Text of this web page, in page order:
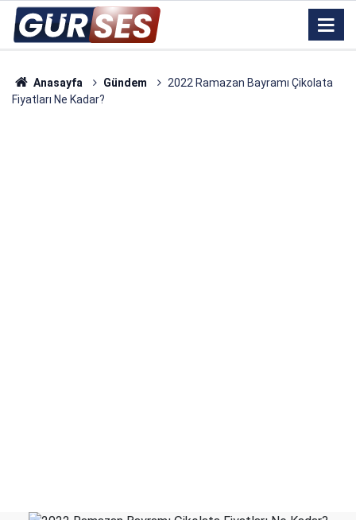
Anasayfa Gündem
2022 Ramazan Bayramı Çikolata
Fiyatları Ne Kadar?